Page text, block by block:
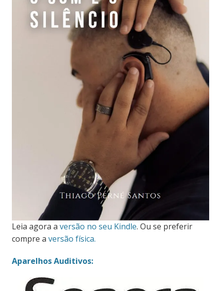
Leia agora a versão no seu Kindle. Ou se preferir
compre a versão física.
Aparelhos Auditivos: